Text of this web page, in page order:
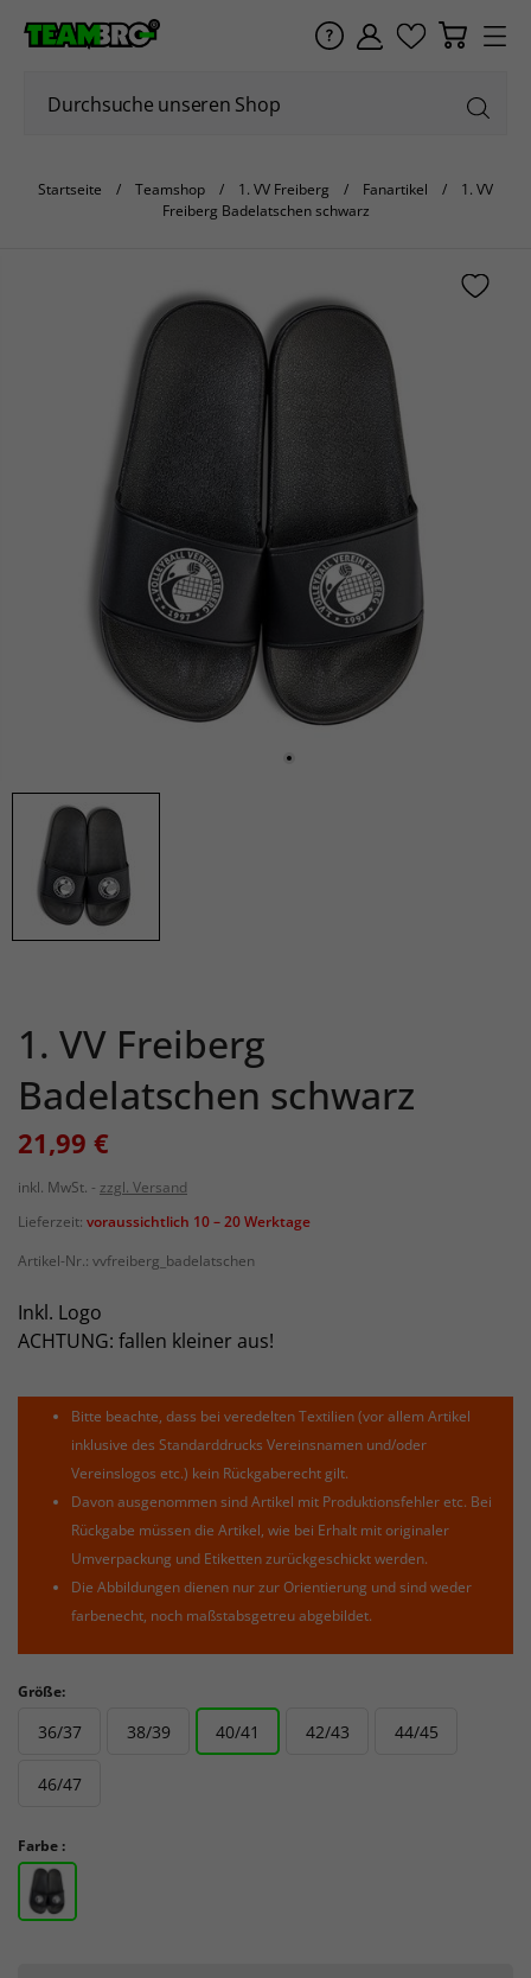
Startseite Teamshop 1. VV Freiberg Fanartikel
1. VV
Freiberg Badelatschen schwarz
1. VV Freiberg
Badelatschen schwarz
21,99 €
inkl. MwSt.
zzgl. Versand
Lieferzeit: voraussichtlich 10 – 20 Werktage
Artikel-Nr.: vvfreiberg_badelatschen
Inkl. Logo
ACHTUNG: fallen kleiner aus!
Bitte beachte, dass bei veredelten Textilien (vor allem Artikel
inklusive des Standarddrucks Vereinsnamen und/oder
Vereinslogos etc.) kein Rückgaberecht gilt.
Davon ausgenommen sind Artikel mit Produktionsfehler etc. Bei
Rückgabe müssen die Artikel, wie bei Erhalt mit originaler
Umverpackung und Etiketten zurückgeschickt werden.
Die Abbildungen dienen nur zur Orientierung und sind weder
farbenecht, noch maßstabsgetreu abgebildet.
Größe:
36/37 38/39 40/41 42/43 44/45
46/47
Farbe :